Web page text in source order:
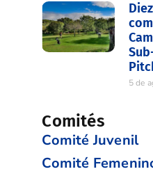
5 de
Comités
Comité Juvenil
Comité